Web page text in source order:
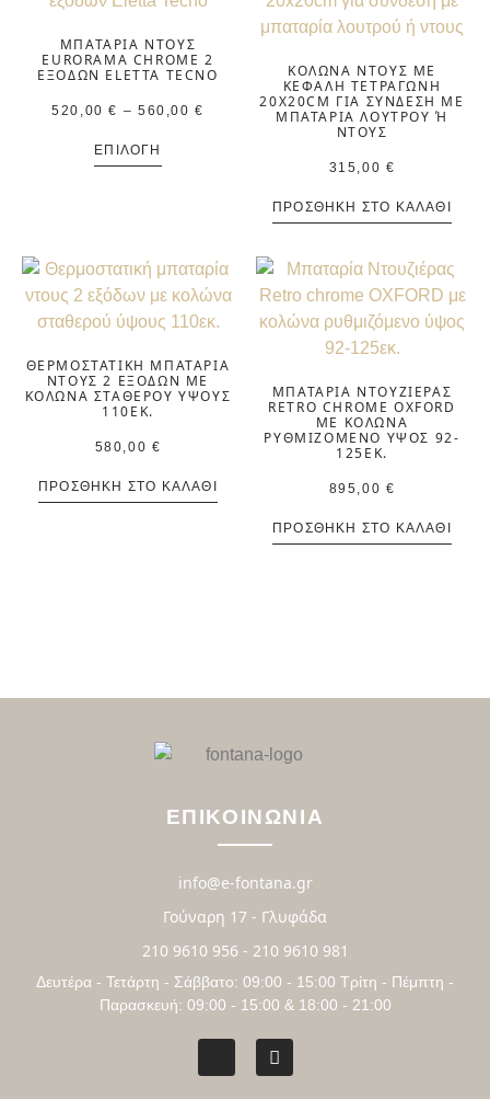
ΜΠΑΤΑΡΊΑ ΝΤΟΥΣ
EURORAMA CHROME 2
ΕΞΌΔΩΝ ELETTA TECNO
520,00€ – 560,00€
ΕΠΙΛΟΓΉ
ΚΟΛΏΝΑ ΝΤΟΥΣ ΜΕ
ΚΕΦΑΛΉ ΤΕΤΡΆΓΩΝΗ
20X20CM ΓΙΑ ΣΎΝΔΕΣΗ ΜΕ
ΜΠΑΤΑΡΊΑ ΛΟΥΤΡΟΎ Ή Ν
ΤΟΥΣ
315,00 €
ΠΡΟΣΘΉΚΗ ΣΤΟ ΚΑΛΆΘΙ
ΘΕΡΜΟΣΤΑΤΙΚΉ ΜΠΑΤΑΡΊΑ
ΝΤΟΥΣ 2 ΕΞΌΔΩΝ ΜΕ
ΚΟΛΏΝΑ ΣΤΑΘΕΡΟΎ ΎΨΟΥΣ
110ΕΚ.
580,00 €
ΠΡΟΣΘΉΚΗ ΣΤΟ ΚΑΛΆΘΙ
ΜΠΑΤΑΡΊΑ ΝΤΟΥΖΙΈΡΑΣ
RETRO CHROME OXFORD
ΜΕ ΚΟΛΏΝΑ
ΡΥΘΜΙΖΌΜΕΝΟ ΎΨΟΣ 92-
125ΕΚ.
895,00 €
ΠΡΟΣΘΉΚΗ ΣΤΟ ΚΑΛΆΘΙ
ΕΠΙΚΟΙΝΩΝΙΑ
info@e-fontana.gr
Γούναρη 17 - Γλυφάδα
210 9610 956 - 210 9610 981
Δευτέρα - Τετάρτη - Σάββατο: 09:00 - 15:00 Τρίτη - Πέμπτη -
Παρασκευή: 09:00 - 15:00 & 18:00 - 21:00